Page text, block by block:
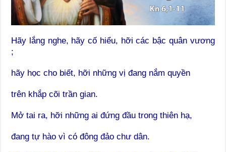
Hãy lắng nghe, hãy cố hiểu, hỡi các bậc quân vương
;
hãy học cho biết, hỡi những vị đang nắm quyền
trên khắp cõi trần gian.
Mở tai ra, hỡi những ai đứng đầu trong thiên hạ,
đang tự hào vì có đông đảo chư dân.